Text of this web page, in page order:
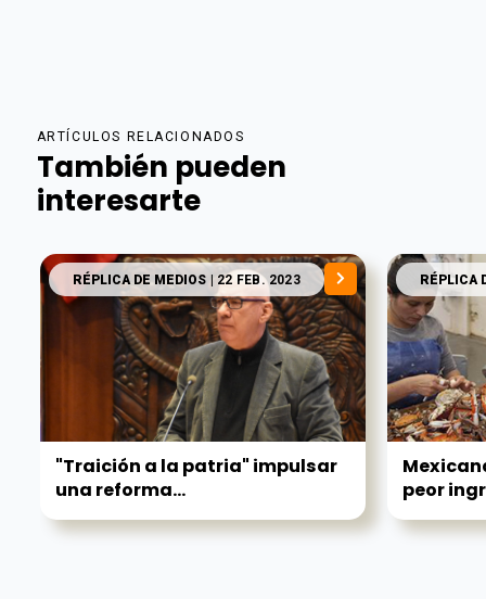
ARTÍCULOS RELACIONADOS
También pueden
interesarte
RÉPLICA DE MEDIOS | 22 FEB. 2023
"Traición a la patria" impulsar
una reforma...
RÉPLICA
peor